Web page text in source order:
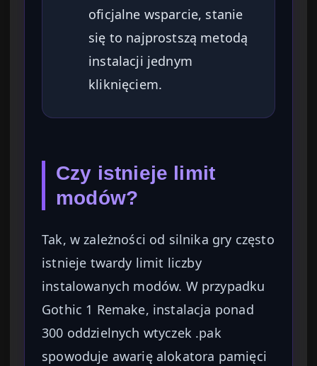
oficjalne wsparcie, stanie
się to najprostszą metodą
instalacji jednym
kliknięciem.
Czy istnieje limit
modów?
Tak, w zależności od silnika gry często
istnieje twardy limit liczby
instalowanych modów. W przypadku
Gothic 1 Remake, instalacja ponad
300 oddzielnych wtyczek .pak
spowoduje awarię alokatora pamięci